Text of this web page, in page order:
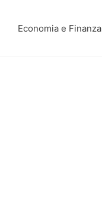
Economia e Finanza